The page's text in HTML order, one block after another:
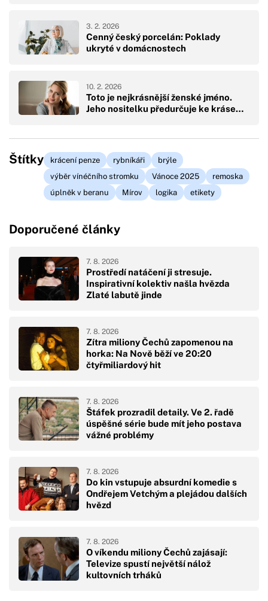
Cenný český porcelán: Poklady
ukryté v domácnostech
3. 2. 2026
Toto je nejkrásnější ženské jméno.
Jeho nositelku předurčuje ke kráse…
10. 2. 2026
Štítky krácení penze rybníkáři
brýle
výběr vínéčního stromku
Vánoce 2025
remoska
úplněk v beranu
Mírov logika etikety
Doporučené články
Prostředí natáčení ji stresuje.
Inspirativní kolektiv našla hvězda
Zlaté labutě jinde
7. 8. 2026
Zítra miliony Čechů zapomenou na
horka: Na Nově běží ve 20:20
čtyřmiliardový hit
7. 8. 2026
Štáfek prozradil detaily. Ve 2. řadě
úspěšné série bude mít jeho postava
vážné problémy
7. 8. 2026
Do kin vstupuje absurdní komedie s
Ondřejem Vetchým a plejádou dalších
hvězd
7. 8. 2026
O víkendu miliony Čechů zajásají:
Televize spustí největší nálož
kultovních trháků
7. 8. 2026